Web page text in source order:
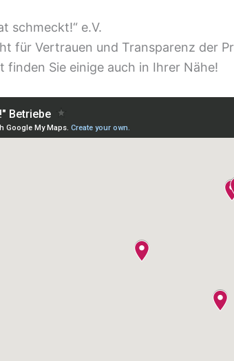
schmeckt!“ e.V.
für Vertrauen und Transparenz der
finden Sie einige auch in Ihrer Nähe!